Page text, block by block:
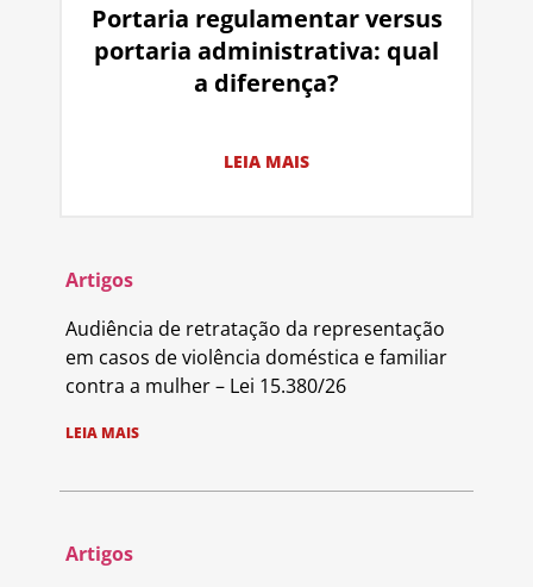
Portaria regulamentar versus
portaria administrativa: qual
a diferença?
LEIA MAIS
Artigos
Audiência de retratação da representação
em casos de violência doméstica e familiar
contra a mulher – Lei 15.380/26
LEIA MAIS
Artigos